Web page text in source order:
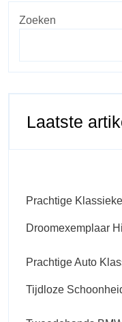
Zoeken
Laatste
Prachtige
Droomexemplaar
Prachtige Auto
Tijdloze